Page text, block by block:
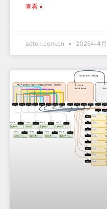
查看 »
adtek.com.cn 2026年4